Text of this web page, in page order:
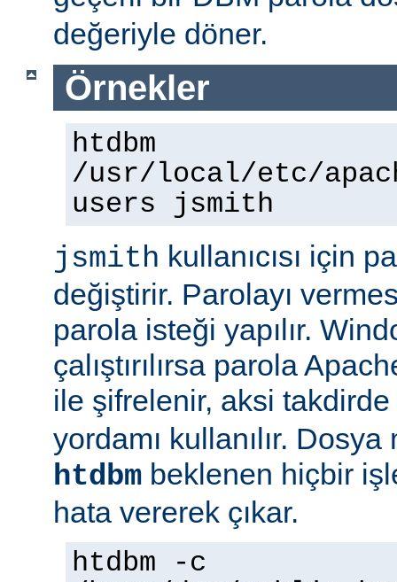
değeriyle döner.
Örnekler
htdbm
/usr/local/etc/
users jsmith
jsmith kullanıcısı için
değiştirir. Parolayı
parola isteği yapılır.
çalıştırılırsa parola
ile şifrelenir, aksi
yordamı kullanılır.
htdbm beklenen hiçbir
hata vererek çıkar.
htdbm -c